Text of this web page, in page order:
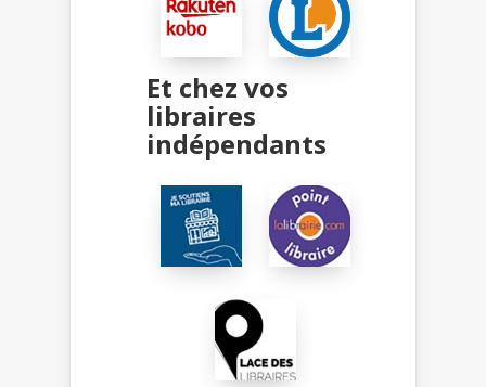
Et chez vos
libraires
indépendants